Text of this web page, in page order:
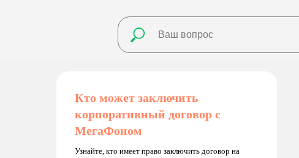
Кто может заключить
корпоративный договор с
МегаФоном
Узнайте, кто имеет право заключить договор на